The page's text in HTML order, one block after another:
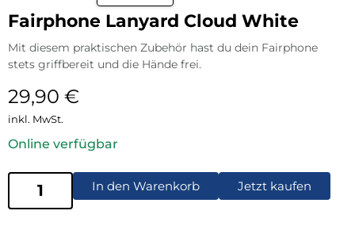
Fairphone Lanyard Cloud White
Mit diesem praktischen Zubehör hast du dein Fairphone
stets griffbereit und die Hände frei.
29,90 €
inkl. MwSt.
Online verfügbar
In den Warenkorb Jetzt kaufen